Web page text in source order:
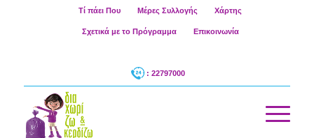
Τί πάει Που Μέρες Συλλογής Χάρτης
Σχετικά με το Πρόγραμμα Επικοινωνία
: 22797000